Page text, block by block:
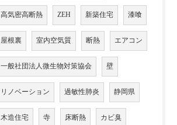
高気密高断熱 ZEH 新築住宅 漆喰
屋根裏 室内空気質 断熱 エアコン
一般社団法人微生物対策協会 壁
リノベーション 過敏性肺炎 静岡県
木造住宅 寺 床断熱 カビ臭